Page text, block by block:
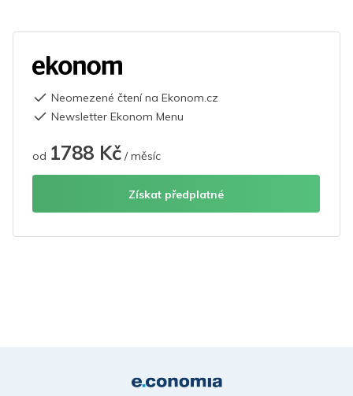
Neomezené čtení na Ekonom.cz
Newsletter Ekonom Menu
od 1788 Kč / měsíc
Získat předplatné